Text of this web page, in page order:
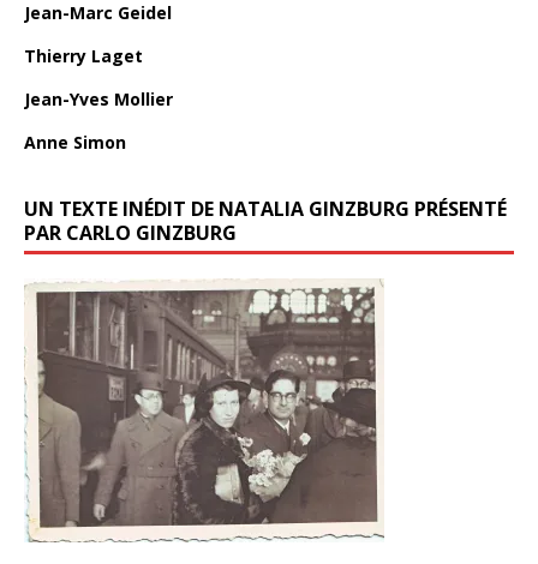
Jean-Marc Geidel
Thierry Laget
Jean-Yves Mollier
Anne Simon
UN TEXTE INÉDIT DE NATALIA GINZBURG PRÉSENTÉ
PAR CARLO GINZBURG